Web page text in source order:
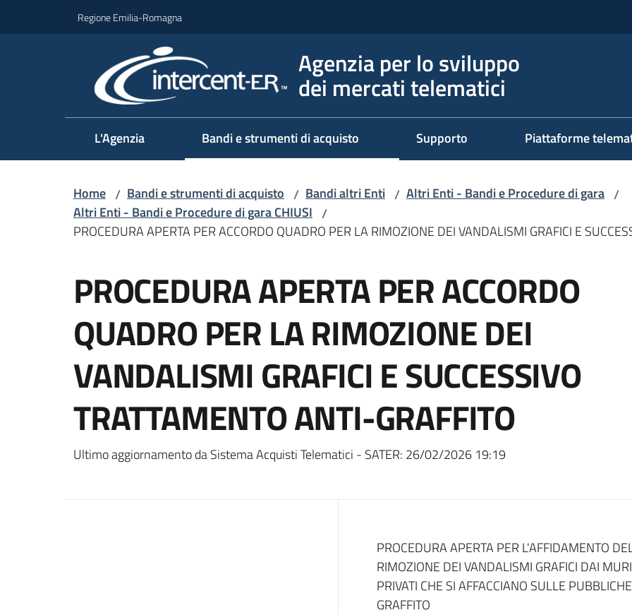
Regione Emilia-Romagna
Agenzia per lo sviluppo
dei mercati telematici
L'Agenzia Bandi e strumenti di acquisto Supporto Piattaforme
Home / Bandi e strumenti di acquisto / Bandi altri Enti / Altri Enti - Bandi e Procedure di gara /
Altri Enti - Bandi e Procedure di gara CHIUSI /
PROCEDURA APERTA PER ACCORDO QUADRO PER LA RIMOZIONE DEI VANDALISMI GRAFICI E
PROCEDURA APERTA PER ACCORDO
QUADRO PER LA RIMOZIONE DEI
VANDALISMI GRAFICI E SUCCESSIVO
TRATTAMENTO ANTI-GRAFFITO
Ultimo aggiornamento da Sistema Acquisti Telematici - SATER: 26/02/2026 19:19
Dati del bando
PROCEDURA APERTA PER L'AFFIDAMENTO
RIMOZIONE DEI VANDALISMI GRAFICI DAI
PRIVATI CHE SI AFFACCIANO SULLE
GRAFFITO